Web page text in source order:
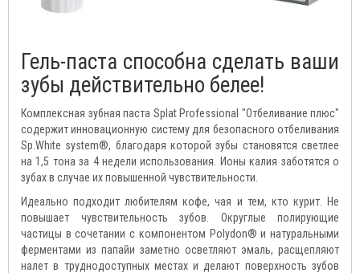
Гель-паста способна сделать ваши
зубы действительно белее!
Комплексная зубная паста Splat Professional "Отбеливание плюс"
содержит инновационную систему для безопасного отбеливания
Sp.White system®, благодаря которой зубы становятся светлее
на 1,5 тона за 4 недели использования. Ионы калия заботятся о
зубах в случае их повышенной чувствительности.
Идеально подходит любителям кофе, чая и тем, кто курит. Не
повышает чувствительность зубов. Округлые полирующие
частицы в сочетании с компонентом Polydon® и натуральными
ферментами из папайи заметно осветляют эмаль, расщепляют
налет в труднодоступных местах и делают поверхность зубов